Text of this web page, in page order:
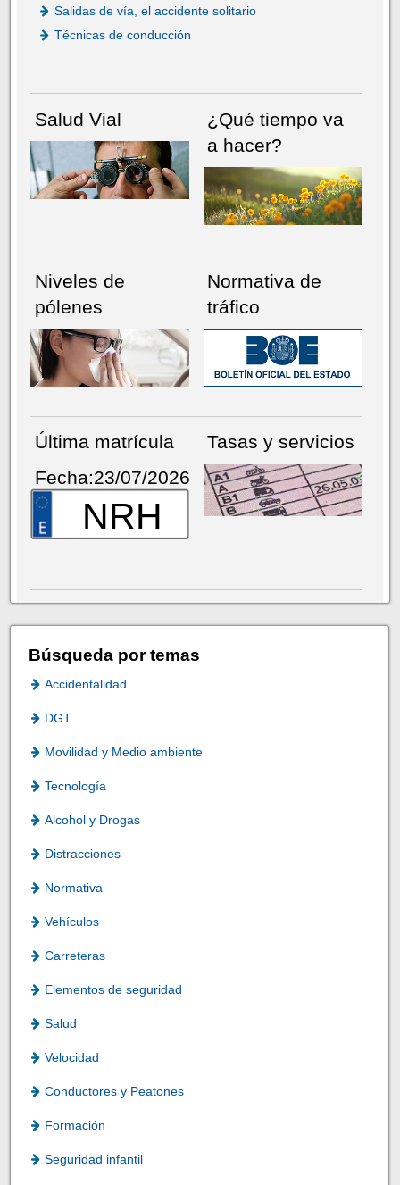
Salidas de vía, el accidente solitario
Técnicas de conducción
Salud Vial
¿Qué tiempo va
a hacer?
Niveles de
pólenes
Normativa de
tráfico
Última matrícula
Fecha:23/07/2026
NRH
Tasas y servicios
Búsqueda por temas
Accidentalidad
DGT
Movilidad y Medio ambiente
Tecnología
Alcohol y Drogas
Distracciones
Normativa
Vehículos
Carreteras
Elementos de seguridad
Salud
Velocidad
Conductores y Peatones
Formación
Seguridad infantil